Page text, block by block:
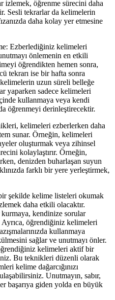
izlemek, öğrenme sürecini daha
Sesli tekrarlar da kelimelerin
daha kolay yer etmesine
Ezberlediğiniz kelimeleri
önlemenin en etkili
öğrendikten hemen sonra,
tekrarı ise bir hafta sonra
uzun süreli belleğe
yaparken sadece kelimeleri
kullanmaya veya kendi
öğrenmeyi derinleştirecektir.
kelimeleri ezberlerken daha
sunar. Örneğin, kelimeleri
oluşturmak veya zihinsel
kolaylaştırır. Örneğin,
denizden buharlaşan suyun
farklı bir yere yerleştirmek,
şekilde kelime listeleri okumak
daha etkili olacaktır.
kendinize sorular
Ayrıca, öğrendiğiniz kelimeleri
kullanmaya
sağlar ve unutmayı önler.
kelimeleri aktif bir
Bu teknikleri düzenli olarak
kelime dağarcığınızı
Unutmayın, sabır,
başarıya giden yolda en büyük